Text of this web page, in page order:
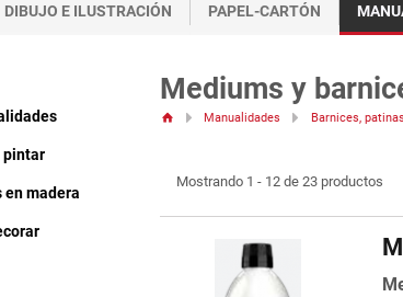
DIBUJO E ILUSTRACIÓN PAPEL-CARTÓN
pintar
madera
Mediums y
Manualidades Barnices,
Mostrando 1 - 12 de 23 productos